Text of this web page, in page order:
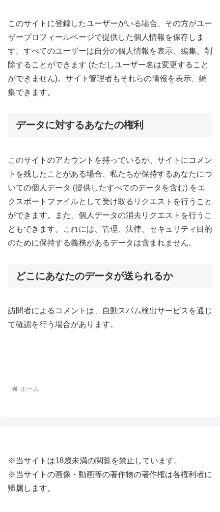
このサイトに登録したユーザーがいる場合、その方がユー
ザープロフィールページで提供した個人情報を保存しま
す。すべてのユーザーは自分の個人情報を表示、編集、削
除することができます (ただしユーザー名は変更すること
ができません)。サイト管理者もそれらの情報を表示、編
集できます。
データに対するあなたの権利
このサイトのアカウントを持っているか、サイトにコメン
トを残したことがある場合、私たちが保持するあなたにつ
いての個人データ (提供したすべてのデータを含む) をエ
クスポートファイルとして受け取るリクエストを行うこと
ができます。また、個人データの消去リクエストを行うこ
ともできます。これには、管理、法律、セキュリティ目的
のために保持する義務があるデータは含まれません。
どこにあなたのデータが送られるか
訪問者によるコメントは、自動スパム検出サービスを通じ
て確認を行う場合があります。
ホーム
※当サイトは18歳未満の閲覧を禁止しています。
※当サイトの画像・動画等の著作物の著作権は各権利者に
帰属します。